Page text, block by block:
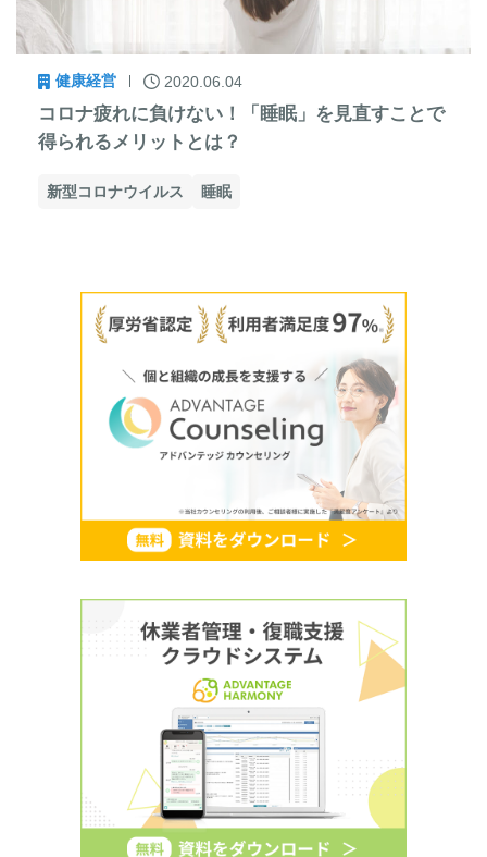
健康経営 2020.06.04
コロナ疲れに負けない！「睡眠」を見直すことで
得られるメリットとは？
新型コロナウイルス 睡眠